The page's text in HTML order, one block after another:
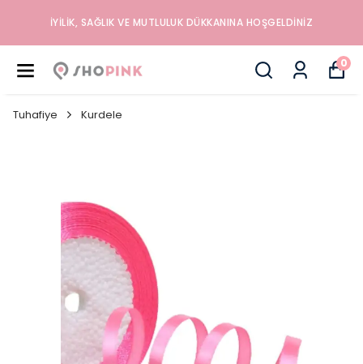
İYILIK, SAĞLIK VE MUTLULUK DÜKKANINA HOŞGELDINIZ
0
Tuhafiye Kurdele